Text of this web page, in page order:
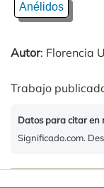
Anélidos
Autor: Florencia
Trabajo
Datos para citar en
Significado.com.